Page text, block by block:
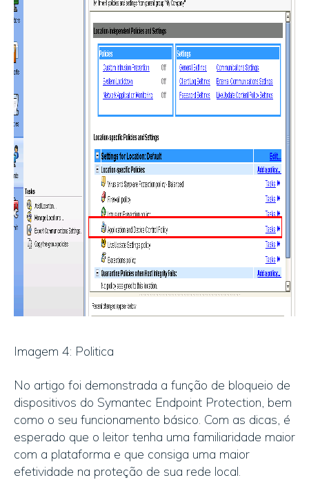
Imagem 4: Politica
No artigo foi demonstrada a função de bloqueio de
dispositivos do Symantec Endpoint Protection, bem
como o seu funcionamento básico. Com as dicas, é
esperado que o leitor tenha uma familiaridade maior
com a plataforma e que consiga uma maior
efetividade na proteção de sua rede local.